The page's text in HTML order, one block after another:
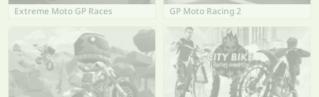
Extreme Moto GP Races GP Moto Racing 2